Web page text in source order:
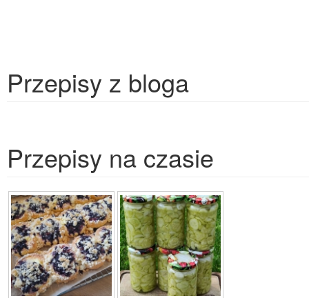
Przepisy z bloga
Przepisy na czasie